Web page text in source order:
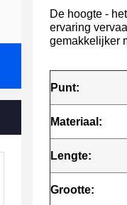
De hoogte -
ervaring
gemakkelijker
Punt:
Materiaal:
Lengte:
Grootte: